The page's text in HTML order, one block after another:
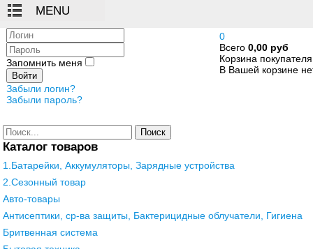
0
Всего 0,00 руб
Корзина покупателя
В Вашей корзине
Логин
Пароль
Запомнить меня
Войти
Забыли логин?
Забыли пароль?
Поиск
Каталог товаров
1.Батарейки, Аккумуляторы, Зарядные устройства
2.Сезонный товар
Авто-товары
Антисептики, ср-ва защиты, Бактерицидные облучатели, Гигиена
Бритвенная система